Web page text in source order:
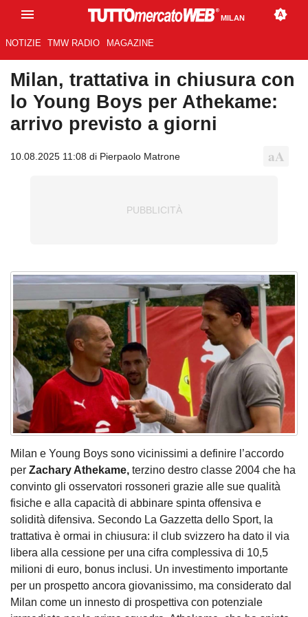
MILAN
NOTIZIE TMW RADIO MAGAZINE
Milan, trattativa in chiusura con
lo Young Boys per Athekame:
arrivo previsto a giorni
10.08.2025 11:08 di Pierpaolo Matrone
Milan e Young Boys sono vicinissimi a definire l’accordo
per Zachary Athekame, terzino destro classe 2004 che ha
convinto gli osservatori rossoneri grazie alle sue qualità
fisiche e alla capacità di abbinare spinta offensiva e
solidità difensiva. Secondo La Gazzetta dello Sport, la
trattativa è ormai in chiusura: il club svizzero ha dato il via
libera alla cessione per una cifra complessiva di 10,5
milioni di euro, bonus inclusi. Un investimento importante
per un prospetto ancora giovanissimo, ma considerato dal
Milan come un innesto di prospettiva con potenziale